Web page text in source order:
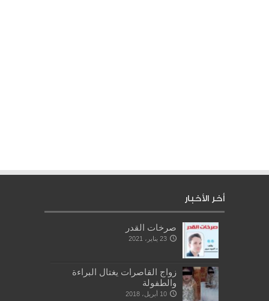
أخر الأخبار
صرخات القدر
23 يناير، 2021
زواج القاصرات يغتال البراءة
والطفولة
10 أبريل، 2018